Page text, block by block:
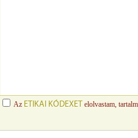
Az ETIKAI KÓDEXET elolvastam,